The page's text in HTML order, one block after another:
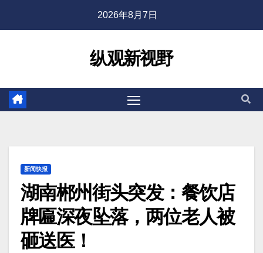
2026年8月7日
纵观新视野
新闻快报
湖南郴州街头突发：餐饮店
牌匾深夜坠落，两位老人被
砸送医！